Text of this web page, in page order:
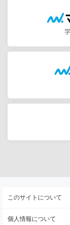
このサイトについて
個人情報について